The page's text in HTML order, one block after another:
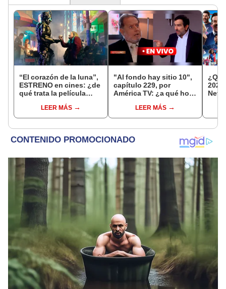
“El corazón de la luna”,
ESTRENO en cines: ¿de
qué trata la película
Oscar?LEER MÁS
"Al fondo hay sitio 10",
capítulo 229, por
América TV: ¿a qué hora
LEER MÁS